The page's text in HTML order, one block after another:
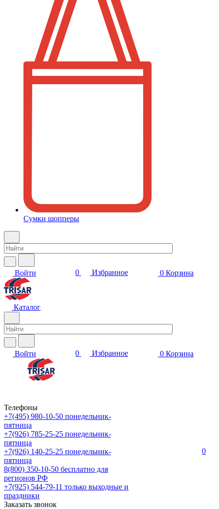
Сумки шопперы
Войти 0 Избранное 0 Корзина
Каталог
Войти 0 Избранное 0 Корзина
Телефоны
+7(495) 980-10-50 понедельник-
пятница
+7(926) 785-25-25 понедельник-
пятница
+7(926) 140-25-25 понедельник-
пятница
8(800) 350-10-50 бесплатно для
регионов РФ
+7(925) 544-79-11 только выходные и
праздники
Заказать звонок
0